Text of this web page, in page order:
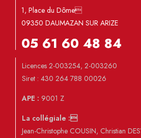
1, Place du Dôme
09350 DAUMAZAN SUR ARIZE
05 61 60 48 84
Licences 2-003254, 2-003260
Siret : 430 264 788 00026
APE : 9001 Z
La collégiale :
Jean-Christophe COUSIN, Christian